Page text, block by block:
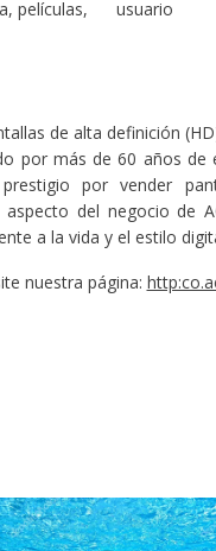
películas, usuario
de alta definición
por más de 60 años de
por vender
del negocio de
a la vida y el estilo
nuestra página: